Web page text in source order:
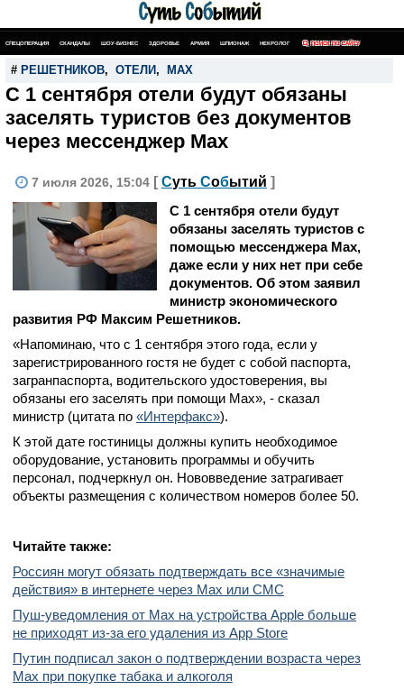
СПЕЦОПЕРАЦИЯ СКАНДАЛЫ ШОУ-БИЗНЕС ЗДОРОВЬЕ АРМИЯ ШПИОНАЖ НЕКРОЛОГ ПОИСК ПО САЙТУ
# РЕШЕТНИКОВ, ОТЕЛИ , MAX
С 1 сентября отели будут обязаны
заселять туристов без документов
через мессенджер Max
7 июля 2026, 15:04 [ Суть Событий ]
С 1 сентября отели будут
обязаны заселять туристов c
помощью мессенджера Max,
даже если у них нет при себе
документов. Об этом заявил
министр экономического
развития РФ Максим Решетников.
«Напоминаю, что с 1 сентября этого года, если у
зарегистрированного гостя не будет с собой паспорта,
загранпаспорта, водительского удостоверения, вы
обязаны его заселять при помощи Max», - сказал
министр (цитата по «Интерфакс»).
К этой дате гостиницы должны купить необходимое
оборудование, установить программы и обучить
персонал, подчеркнул он. Нововведение затрагивает
объекты размещения с количеством номеров более 50.
Читайте также:
Россиян могут обязать подтверждать все «значимые
действия» в интернете через Max или СМС
Пуш-уведомления от Max на устройства Apple больше
не приходят из-за его удаления из App Store
Путин подписал закон о подтверждении возраста через
Max при покупке табака и алкоголя